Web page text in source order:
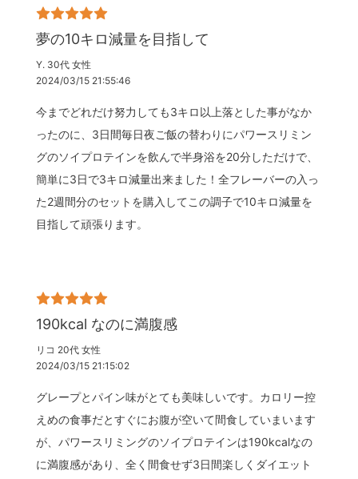
夢の10キロ減量を目指して
Y. 30代 女性
2024/03/15 21:55:46
今までどれだけ努力しても3キロ以上落とした事がなか
ったのに、3日間毎日夜ご飯の替わりにパワースリミン
グのソイプロテインを飲んで半身浴を20分しただけで、
簡単に3日で3キロ減量出来ました！全フレーバーの入っ
た2週間分のセットを購入してこの調子で10キロ減量を
目指して頑張ります。
190kcal なのに満腹感
リコ 20代 女性
2024/03/15 21:15:02
グレープとパイン味がとても美味しいです。カロリー控
えめの食事だとすぐにお腹が空いて間食していまいます
が、パワースリミングのソイプロテインは190kcalなの
に満腹感があり、全く間食せず3日間楽しくダイエット